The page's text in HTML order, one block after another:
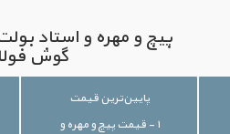
پیچ و مهره و استاد
گوش
پایین‌ترین قیمت
۱ - قیمت پیچ و مهره و